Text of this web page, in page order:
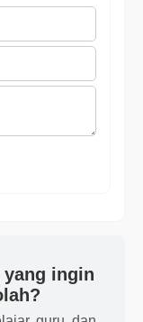
ingin